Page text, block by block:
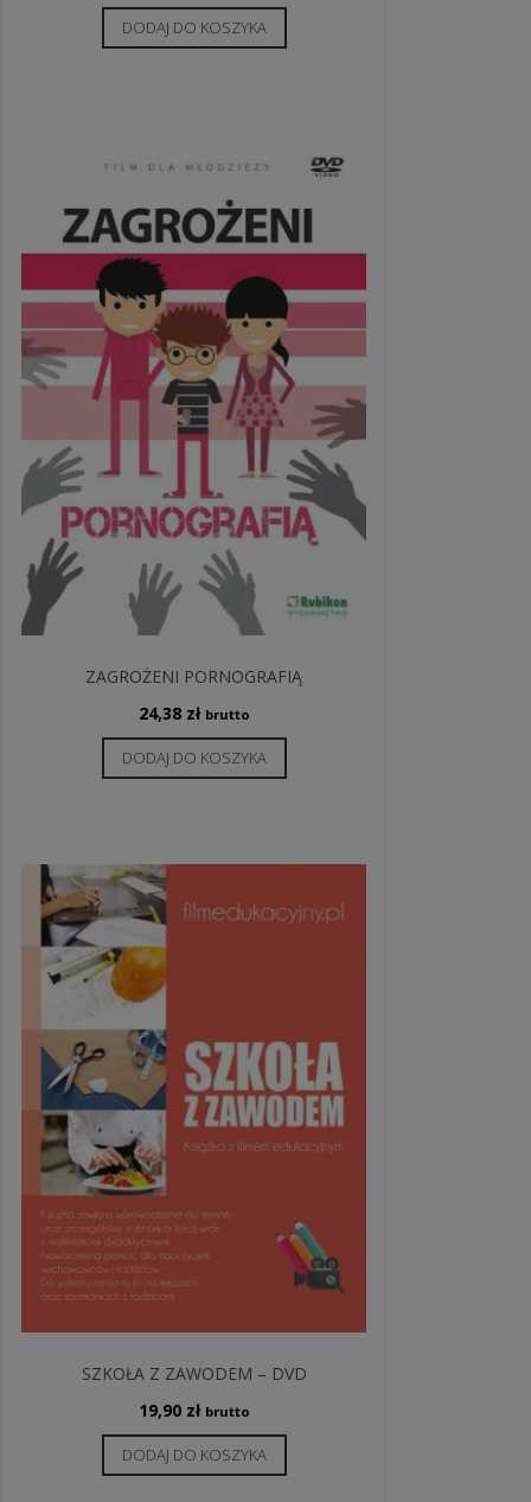
DODAJ DO KOSZYKA
ZAGROŻENI PORNOGRAFIĄ
24,38 zł brutto
DODAJ DO KOSZYKA
SZKOŁA Z ZAWODEM – DVD
19,90 zł brutto
DODAJ DO KOSZYKA